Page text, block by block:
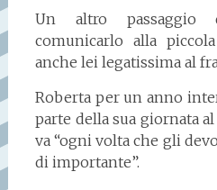
Un altro passaggio
comunicarlo alla
anche lei legatissima al
Roberta per un anno
parte della sua giornata
va “ogni volta che gli
di importante”.